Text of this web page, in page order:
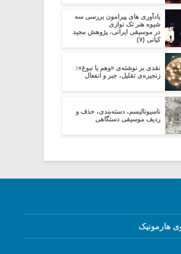
یادآوری های پیرامون بررسی سه
شیوه هنر تک نوازی
در موسیقی ایرانی، پژوهش مجید
کیانی (۷)
نقدی بر نوشته‌ی «وهم یا نبوغ»:
زنجیره‌ی تقلیل، جبر و انفعال
ناسیونالیسم، دسته‌بندی، حذف و
ردیف موسیقی دستگاهی
هارمونیک